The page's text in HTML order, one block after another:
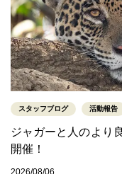
スタッフブログ 活動報告
ジャガーと人のより
開催！
2026/08/06